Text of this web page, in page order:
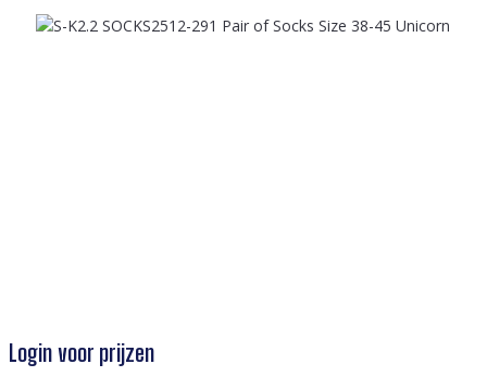
Afbeeldingengalerij overslaan
Login voor prijzen